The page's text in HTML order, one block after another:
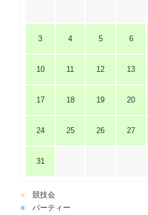
3 4 5 6
10 11 12 13
17 18 19 20
24 25 26 27
31
■ 競技会
■ パーティー